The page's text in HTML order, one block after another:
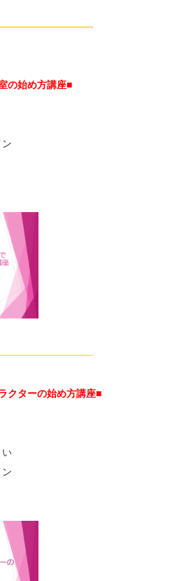
の始め方講座■
クターの始め方講座■
い